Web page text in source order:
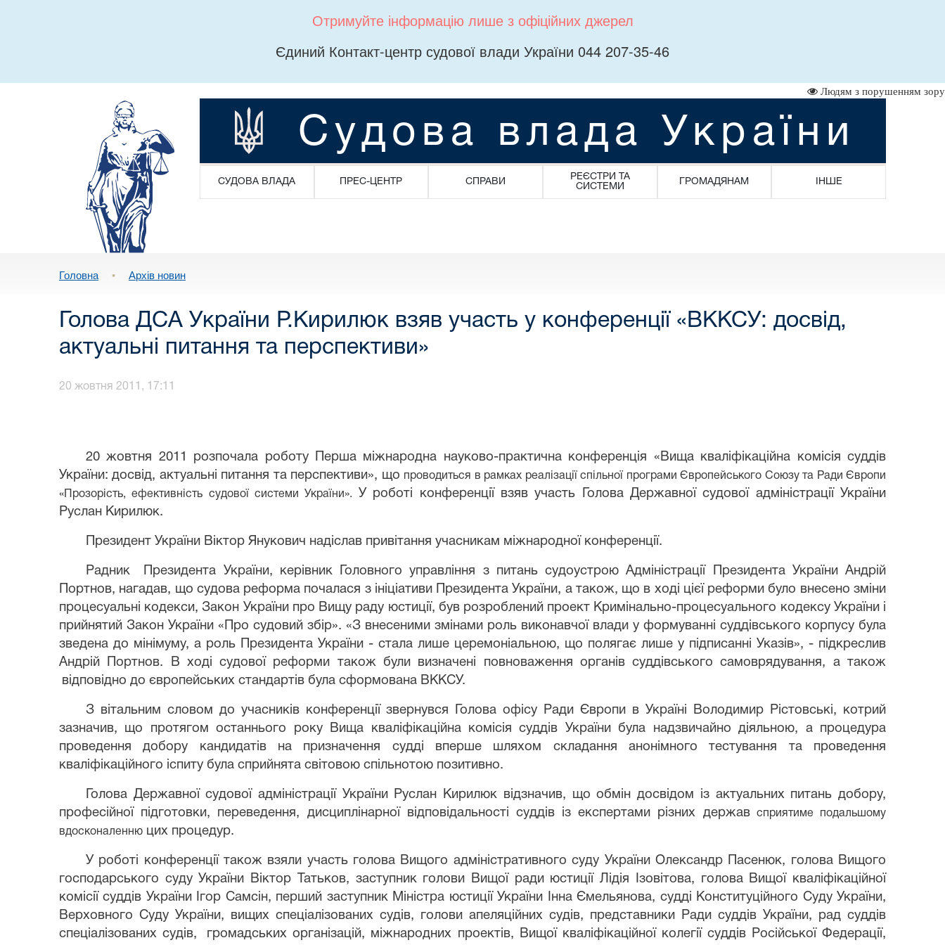
Отримуйте інформацію лише з офіційних джерел
Єдиний Контакт-центр судової влади України 044 207-35-46
Людям з порушенням зору
Судова влада України
СУДОВА ВЛАДА ПРЕС-ЦЕНТР СПРАВИ
РЕЄСТРИ ТА
СИСТЕМИ
ГРОМАДЯНАМ ІНШЕ
Головна • Архів новин
Голова ДСА України Р.Кирилюк взяв участь у конференції «ВККСУ: досвід,
актуальні питання та перспективи»
20 жовтня 2011, 17:11
20 жовтня 2011 розпочала роботу Перша міжнародна науково-практична конференція «Вища кваліфікаційна комісія суддів
України: досвід, актуальні питання та перспективи», що проводиться в рамках реалізації спільної програми Європейського Союзу та Ради Європи
«Прозорість, ефективність судової системи України». У роботі конференції взяв участь Голова Державної судової адміністрації України
Руслан Кирилюк.
Президент України Віктор Янукович надіслав привітання учасникам міжнародної конференції.
Радник
Президента України, керівник Головного управління з питань судоустрою Адміністрації Президента України Андрій
Портнов, нагадав, що судова реформа почалася з ініціативи Президента України, а також, що в ході цієї реформи було внесено зміни
процесуальні кодекси, Закон України про Вищу раду юстиції, був розроблений проект Кримінально-процесуального кодексу України і
прийнятий Закон України «Про судовий збір». «З внесеними змінами роль виконавчої влади у формуванні суддівського корпусу була
зведена до мінімуму, а роль Президента України - стала лише церемоніальною, що полягає лише у підписанні Указів», - підкреслив
Андрій Портнов. В ході судової реформи також були визначені повноваження органів суддівського самоврядування, а також
відповідно до європейських стандартів була сформована ВККСУ.
З вітальним словом до учасників конференції звернувся Голова офісу Ради Європи в Україні Володимир Рістовські, котрий
зазначив, що протягом останнього року Вища кваліфікаційна комісія суддів України була надзвичайно діяльною, а процедура
проведення добору кандидатів на призначення судді вперше шляхом складання анонімного тестування та проведення
кваліфікаційного іспиту була сприйнята світовою спільнотою позитивно.
Голова Державної судової адміністрації України Руслан Кирилюк відзначив, щообмін досвідом із актуальних питань добору,
професійної підготовки, переведення, дисциплінарної відповідальності суддів із експертами різних державсприятиме подальшому
вдосконаленню цих процедур.
У роботі конференції також взяли участь голова Вищого адміністративного суду України Олександр Пасенюк, голова Вищого
господарського суду України Віктор Татьков, заступник голови Вищої ради юстиціїЛідія Ізовітова, голова Вищої кваліфікаційної
комісії суддів України Ігор Самсін, перший заступник Міністра юстиції України Інна Ємельянова, судді Конституційного Суду України,
Верховного Суду України, вищих спеціалізованих судів, голови апеляційних судів, представники Ради суддів України, рад суддів
спеціалізованих судів,
громадських організацій, міжнародних проектів, Вищої кваліфікаційної колегії суддів Російської Федерації,